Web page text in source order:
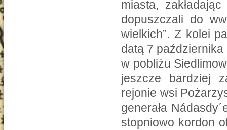
miasta,
dopuszczali do
wielkich”. Z kolei
datą 7
w pobliżu
jeszcze bardziej
rejonie wsi
generała
stopniowo kordon